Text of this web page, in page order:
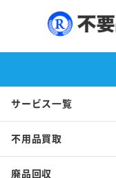
サービス一覧
不用品買取
廃品回収